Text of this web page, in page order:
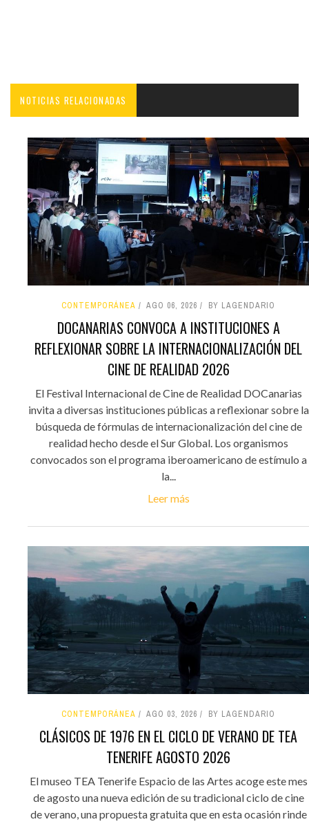
NOTICIAS RELACIONADAS
CONTEMPORÁNEA AGO 06, 2026 BY LAGENDARIO
DOCANARIAS CONVOCA A INSTITUCIONES A
REFLEXIONAR SOBRE LA INTERNACIONALIZACIÓN DEL
CINE DE REALIDAD 2026
El Festival Internacional de Cine de Realidad DOCanarias
invita a diversas instituciones públicas a reflexionar sobre la
búsqueda de fórmulas de internacionalización del cine de
realidad hecho desde el Sur Global. Los organismos
convocados son el programa iberoamericano de estímulo a
la...
Leer más
CONTEMPORÁNEA AGO 03, 2026 BY LAGENDARIO
CLÁSICOS DE 1976 EN EL CICLO DE VERANO DE TEA
TENERIFE AGOSTO 2026
El museo TEA Tenerife Espacio de las Artes acoge este mes
de agosto una nueva edición de su tradicional ciclo de cine
de verano, una propuesta gratuita que en esta ocasión rinde